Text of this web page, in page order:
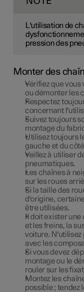
L'utilisation de
pression des
Monter des
Vérifiez que vous
ou démonter les
Respectez
concernant
Suivez toujours
montage du
Utilisez toujours
gauche et du
Veillez à utiliser
pneumatiques.
Les chaînes à
sur les roues
Si la taille des
d'origine,
être utilisées.
Il doit exister
et les freins, la
voiture. N'utilisez
avec les
Si vous devez
montage ou le
rouler sur les
Montez les
possible ; tendez